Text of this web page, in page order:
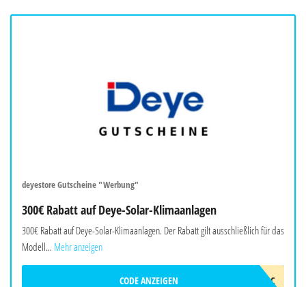
deyestore Gutscheine "Werbung"
300€ Rabatt auf Deye-Solar-Klimaanlagen
300€ Rabatt auf Deye-Solar-Klimaanlagen. Der Rabatt gilt ausschließlich für das
Modell... Mehr anzeigen
2026DEYEAWINAC
CODE ANZEIGEN